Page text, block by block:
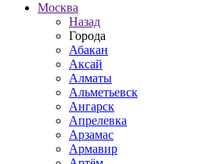
Москва
Назад
Города
Абакан
Аксай
Алматы
Альметьевск
Ангарск
Апрелевка
Арзамас
Армавир